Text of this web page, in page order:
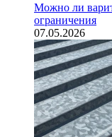
Можно ли
ограничения
07.05.2026